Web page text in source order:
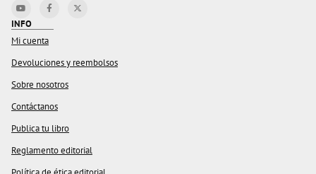
INFO
Mi cuenta
Devoluciones y reembolsos
Sobre nosotros
Contáctanos
Publica tu libro
Reglamento editorial